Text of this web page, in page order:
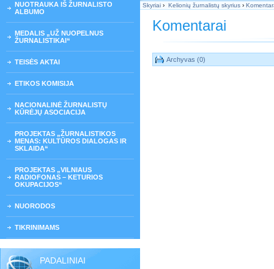
NUOTRAUKA IŠ ŽURNALISTO
ALBUMO
MEDALIS „UŽ NUOPELNUS
ŽURNALISTIKAI“
TEISĖS AKTAI
ETIKOS KOMISIJA
NACIONALINĖ ŽURNALISTŲ
KŪRĖJŲ ASOCIACIJA
PROJEKTAS „ŽURNALISTIKOS
MENAS: KULTŪROS DIALOGAS IR
SKLAIDA“
PROJEKTAS „VILNIAUS
RADIOFONAS – KETURIOS
OKUPACIJOS“
NUORODOS
TIKRINIMAMS
PADALINIAI
Skyriai › Kelionių žurnalistų skyrius ›
Komentarai
Archyvas (0)